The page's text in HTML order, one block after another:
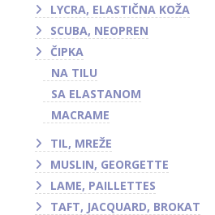
LYCRA, ELASTIČNA KOŽA
SCUBA, NEOPREN
ČIPKA
NA TILU
SA ELASTANOM
MACRAME
TIL, MREŽE
MUSLIN, GEORGETTE
LAME, PAILLETTES
TAFT, JACQUARD, BROKAT